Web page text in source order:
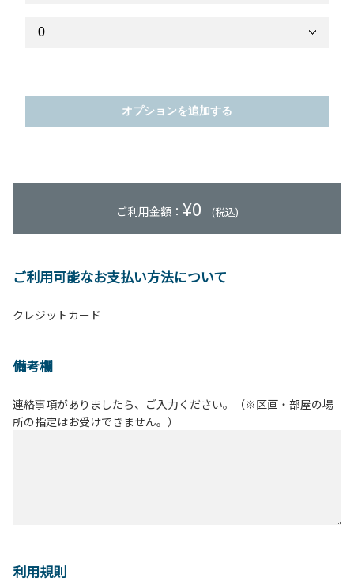
オプションを追加する
ご利用金額： ¥0 (税込)
ご利用可能なお支払い方法について
クレジットカード
備考欄
連絡事項がありましたら、ご入力ください。（※区画・部屋の場
所の指定はお受けできません。）
利用規則